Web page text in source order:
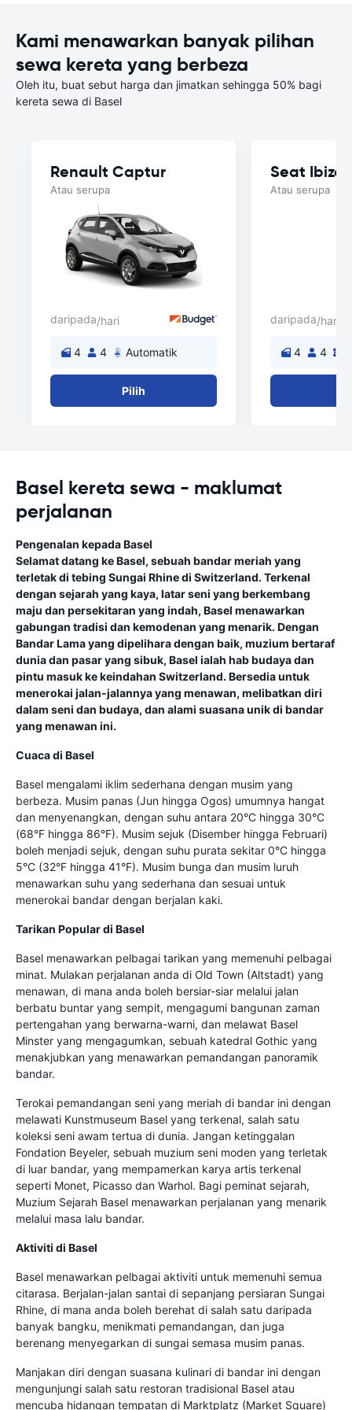
Kami menawarkan banyak pilihan
sewa kereta yang berbeza
Oleh itu, buat sebut harga dan jimatkan sehingga 50% bagi
kereta sewa di Basel
Renault Captur
Atau serupa
daripada/hari
4 4 Automatik
Pilih
Seat Ibiza
Atau serupa
daripada/hari
4 4
Basel kereta sewa - maklumat
perjalanan
Pengenalan kepada Basel
Selamat datang ke Basel, sebuah bandar meriah yang
terletak di tebing Sungai Rhine di Switzerland. Terkenal
dengan sejarah yang kaya, latar seni yang berkembang
maju dan persekitaran yang indah, Basel menawarkan
gabungan tradisi dan kemodenan yang menarik. Dengan
Bandar Lama yang dipelihara dengan baik, muzium bertaraf
dunia dan pasar yang sibuk, Basel ialah hab budaya dan
pintu masuk ke keindahan Switzerland. Bersedia untuk
menerokai jalan-jalannya yang menawan, melibatkan diri
dalam seni dan budaya, dan alami suasana unik di bandar
yang menawan ini.
Cuaca di Basel
Basel mengalami iklim sederhana dengan musim yang
berbeza. Musim panas (Jun hingga Ogos) umumnya hangat
dan menyenangkan, dengan suhu antara 20°C hingga 30°C
(68°F hingga 86°F). Musim sejuk (Disember hingga Februari)
boleh menjadi sejuk, dengan suhu purata sekitar 0°C hingga
5°C (32°F hingga 41°F). Musim bunga dan musim luruh
menawarkan suhu yang sederhana dan sesuai untuk
menerokai bandar dengan berjalan kaki.
Tarikan Popular di Basel
Basel menawarkan pelbagai tarikan yang memenuhi pelbagai
minat. Mulakan perjalanan anda di Old Town (Altstadt) yang
menawan, di mana anda boleh bersiar-siar melalui jalan
berbatu buntar yang sempit, mengagumi bangunan zaman
pertengahan yang berwarna-warni, dan melawat Basel
Minster yang mengagumkan, sebuah katedral Gothic yang
menakjubkan yang menawarkan pemandangan panoramik
bandar.
Terokai pemandangan seni yang meriah di bandar ini dengan
melawati Kunstmuseum Basel yang terkenal, salah satu
koleksi seni awam tertua di dunia. Jangan ketinggalan
Fondation Beyeler, sebuah muzium seni moden yang terletak
di luar bandar, yang mempamerkan karya artis terkenal
seperti Monet, Picasso dan Warhol. Bagi peminat sejarah,
Muzium Sejarah Basel menawarkan perjalanan yang menarik
melalui masa lalu bandar.
Aktiviti di Basel
Basel menawarkan pelbagai aktiviti untuk memenuhi semua
citarasa. Berjalan-jalan santai di sepanjang persiaran Sungai
Rhine, di mana anda boleh berehat di salah satu daripada
banyak bangku, menikmati pemandangan, dan juga
berenang menyegarkan di sungai semasa musim panas.
Manjakan diri dengan suasana kulinari di bandar ini dengan
mengunjungi salah satu restoran tradisional Basel atau
mencuba hidangan tempatan di Marktplatz (Market Square)